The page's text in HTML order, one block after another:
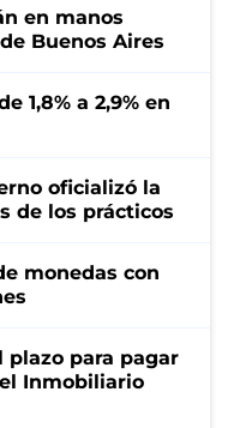
en manos
Buenos Aires
1,8% a 2,9% en
oficializó la
de los prácticos
monedas con
plazo para pagar
Inmobiliario